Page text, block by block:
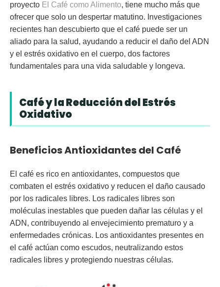
proyecto El Café como Alimento, tiene mucho más que
ofrecer que solo un despertar matutino. Investigaciones
recientes han descubierto que el café puede ser un
aliado para la salud, ayudando a reducir el daño del ADN
y el estrés oxidativo en el cuerpo, dos factores
fundamentales para una vida saludable y longeva.
Café y la Reducción del Estrés
Oxidativo
Beneficios Antioxidantes del Café
El café es rico en antioxidantes, compuestos que
combaten el estrés oxidativo y reducen el daño causado
por los radicales libres. Los radicales libres son
moléculas inestables que pueden dañar las células y el
ADN, contribuyendo al envejecimiento prematuro y a
enfermedades crónicas. Los antioxidantes presentes en
el café actúan como escudos, neutralizando estos
radicales libres y protegiendo nuestras células.